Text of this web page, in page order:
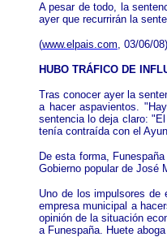
A pesar de todo, la
ayer que recurrirán la
(www.elpais.com, 03/06/08)
HUBO TRÁFICO DE
Tras conocer ayer la
a hacer aspavientos.
sentencia lo deja claro:
tenía contraída con el
De esta forma,
Gobierno popular de José
Uno de los impulsores de
empresa municipal a
opinión de la situación
a Funespaña. Huete